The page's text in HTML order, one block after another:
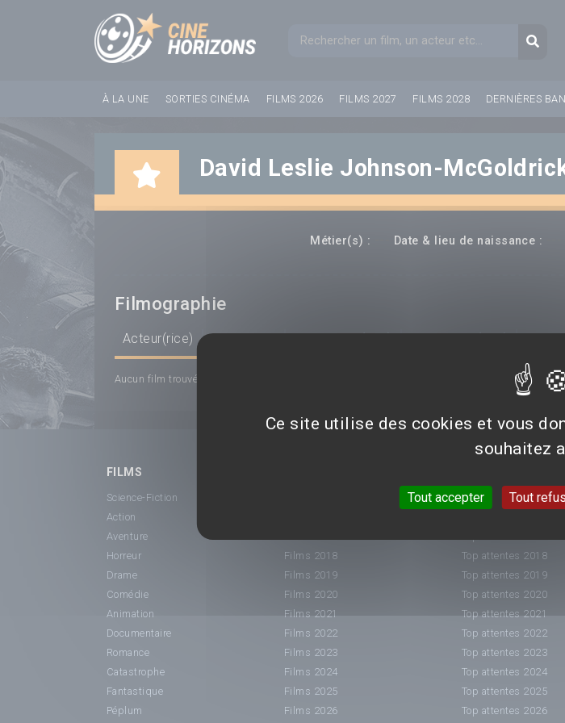
Formulaire de recherche
À LA UNE SORTIES CINÉMA FILMS 2026 FILMS 2027 FILMS 2028 DERNIÈRES
David Leslie Johnson-
Métier(s) : Date & lieu de naissance :
Filmographie
Acteur(rice)
Aucun film trouvé...
FILMS
Science-Fiction
Action
Aventure
Horreur
Drame
Comédie
Animation
Documentaire
Romance
Catastrophe
Fantastique
Péplum
Films 2018
Films 2019
Films 2020
Films 2021
Films 2022
Films 2023
Films 2024
Films 2025
Films 2026
Top attentes 2015
Top attentes 2018
Top attentes 2019
Top attentes 2020
Top attentes 2021
Top attentes 2022
Top attentes 2023
Top attentes 2024
Top attentes 2025
Top attentes 2026
Panneau de gestion des cookies
Ce site utilise des cookies et vous
souhaitez
Tout accepter Tout